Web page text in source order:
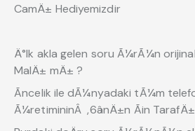
CamÄ± Hediyemizdir
Ä°lk akla gelen soru Ã¼rÃ¼n orijinal
MalÄ± mÄ± ?
Ãncelik ile dÃ¼nyadaki tÃ¼m
Ã¼retimininÂ ,6ânÄ±n Ãin